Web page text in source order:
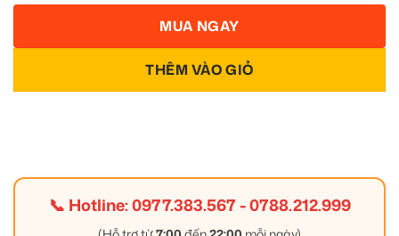
THÊM VÀO GIỎ
MUA NGAY
📞 Hotline:0977.383.567-0788.212.999